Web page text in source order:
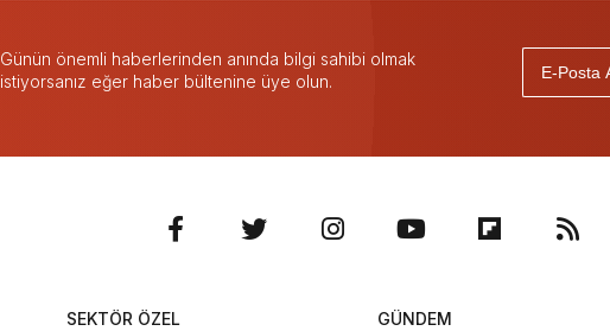
Günün önemli haberlerinden anında bilgi sahibi olmak
istiyorsanız eğer haber bültenine üye olun.
SEKTÖR ÖZEL GÜNDEM